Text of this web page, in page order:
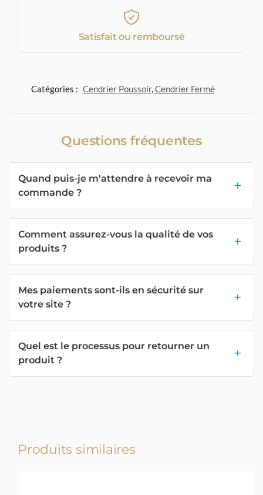
Satisfait ou remboursé
Catégories : Cendrier Poussoir,Cendrier Fermé
Questions fréquentes
Quand puis-je m'attendre à recevoir ma
commande ?
Comment assurez-vous la qualité de vos
produits ?
Mes paiements sont-ils en sécurité sur
votre site ?
Quel est le processus pour retourner un
produit ?
Produits similaires